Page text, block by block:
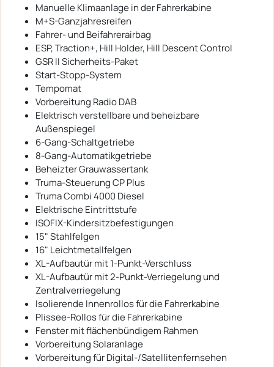
Manuelle Klimaanlage in der Fahrerkabine
M+S-Ganzjahresreifen
Fahrer- und Beifahrerairbag
ESP, Traction+, Hill Holder, Hill Descent Control
GSR II Sicherheits-Paket
Start-Stopp-System
Tempomat
Vorbereitung Radio DAB
Elektrisch verstellbare und beheizbare
Außenspiegel
6-Gang-Schaltgetriebe
8-Gang-Automatikgetriebe
Beheizter Grauwassertank
Truma-Steuerung CP Plus
Truma Combi 4000 Diesel
Elektrische Eintrittstufe
ISOFIX-Kindersitzbefestigungen
15" Stahlfelgen
16" Leichtmetallfelgen
XL-Aufbautür mit 1-Punkt-Verschluss
XL-Aufbautür mit 2-Punkt-Verriegelung und
Zentralverriegelung
Isolierende Innenrollos für die Fahrerkabine
Plissee-Rollos für die Fahrerkabine
Fenster mit flächenbündigem Rahmen
Vorbereitung Solaranlage
Vorbereitung für Digital-/Satellitenfernsehen